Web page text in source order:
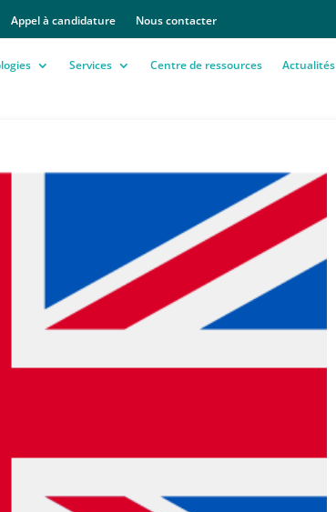
Appel à candidature Nous contacter
Services Centre de ressources Actualités